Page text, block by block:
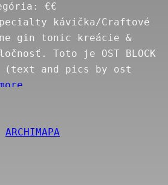
€€
kávička/Craftové
gin tonic kreácie &
Toto je OST BLOCK
(text and pics by ost
ARCHIMAPA